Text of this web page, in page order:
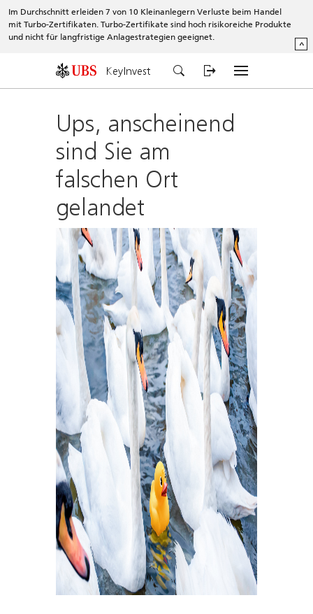
Im Durchschnitt erleiden 7 von 10 Kleinanlegern Verluste beim Handel
mit Turbo-Zertifikaten. Turbo-Zertifikate sind hoch risikoreiche Produkte
und nicht für langfristige Anlagestrategien geeignet.
^
KeyInvest
Ups, anscheinend
sind Sie am
falschen Ort
gelandet